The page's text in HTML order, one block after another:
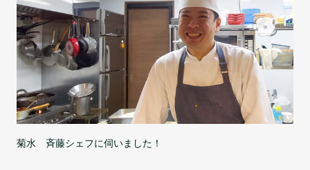
菊水 斉藤シェフに伺いました！